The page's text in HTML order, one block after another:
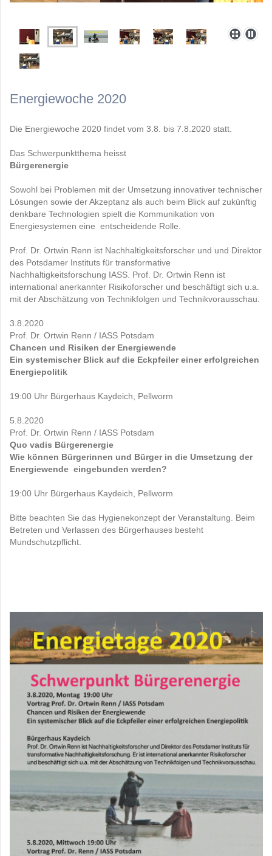
Energiewoche 2020
Die Energiewoche 2020 findet vom 3.8. bis 7.8.2020 statt.
Das Schwerpunktthema heisst
Bürgerenergie
Sowohl bei Problemen mit der Umsetzung innovativer technischer
Lösungen sowie der Akzeptanz als auch beim Blick auf zukünftig
denkbare Technologien spielt die Kommunikation von
Energiesystemen eine entscheidende Rolle.
Prof. Dr. Ortwin Renn ist Nachhaltigkeitsforscher und und Direktor
des Potsdamer Instituts für transformative
Nachhaltigkeitsforschung IASS. Prof. Dr. Ortwin Renn ist
international anerkannter Risikoforscher und beschäftigt sich u.a.
mit der Abschätzung von Technikfolgen und Technikvorausschau.
3.8.2020
Prof. Dr. Ortwin Renn / IASS Potsdam
Chancen und Risiken der Energiewende
Ein systemischer Blick auf die Eckpfeiler einer erfolgreichen
Energiepolitik
19:00 Uhr Bürgerhaus Kaydeich, Pellworm
5.8.2020
Prof. Dr. Ortwin Renn / IASS Potsdam
Quo vadis Bürgerenergie
Wie können Bürgerinnen und Bürger in die Umsetzung der
Energiewende eingebunden werden?
19:00 Uhr Bürgerhaus Kaydeich, Pellworm
Bitte beachten Sie das Hygienekonzept der Veranstaltung. Beim
Betreten und Verlassen des Bürgerhauses besteht
Mundschutzpflicht.